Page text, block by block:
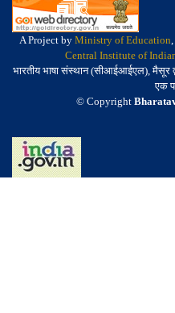
A Project by Ministry of Education
Central Institute of
भारतीय भाषा संस्थान (सीआईआईएल), मैसूर
एक
© Copyright